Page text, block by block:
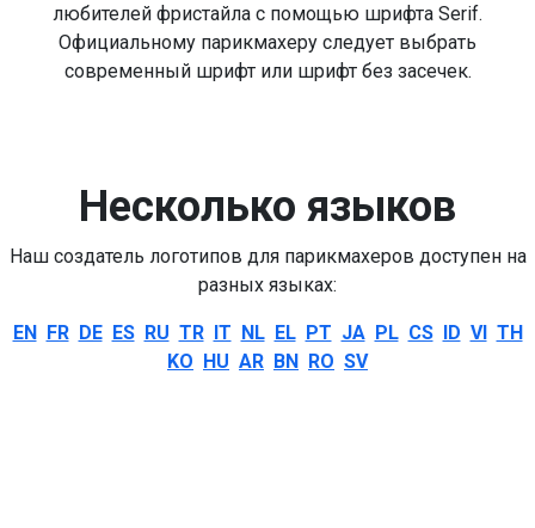
любителей фристайла с помощью шрифта Serif.
Официальному парикмахеру следует выбрать
современный шрифт или шрифт без засечек.
Несколько языков
Наш создатель логотипов для парикмахеров доступен на
разных языках:
EN FR DE ES RU TR IT NL EL PT JA PL CS ID VI TH
KO HU AR BN RO SV